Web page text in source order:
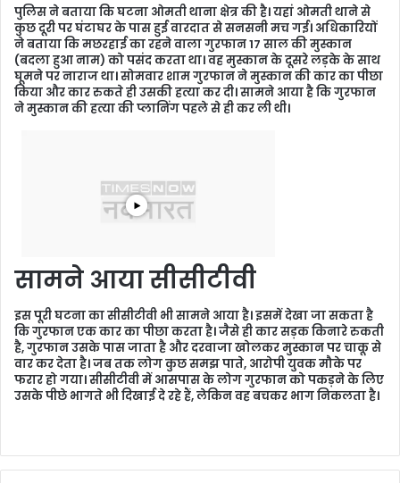
पुलिस ने बताया कि घटना ओमती थाना क्षेत्र की है। यहां ओमती थाने से
कुछ दूरी पर घंटाघर के पास हुई वारदात से सनसनी मच गई। अधिकारियों
ने बताया कि मछरहाई का रहने वाला गुरफान 17 साल की मुस्कान
(बदला हुआ नाम) को पसंद करता था। वह मुस्कान के दूसरे लड़के के साथ
घूमने पर नाराज था। सोमवार शाम गुरफान ने मुस्कान की कार का पीछा
किया और कार रुकते ही उसकी हत्या कर दी। सामने आया है कि गुरफान
ने मुस्कान की हत्या की प्लानिंग पहले से ही कर ली थी।
सामने आया सीसीटीवी
इस पूरी घटना का सीसीटीवी भी सामने आया है। इसमें देखा जा सकता है
कि गुरफान एक कार का पीछा करता है। जैसे ही कार सड़क किनारे रुकती
है, गुरफान उसके पास जाता है और दरवाजा खोलकर मुस्कान पर चाकू से
वार कर देता है। जब तक लोग कुछ समझ पाते, आरोपी युवक मौके पर
फरार हो गया। सीसीटीवी में आसपास के लोग गुरफान को पकड़ने के लिए
उसके पीछे भागते भी दिखाई दे रहे हैं, लेकिन वह बचकर भाग निकलता है।